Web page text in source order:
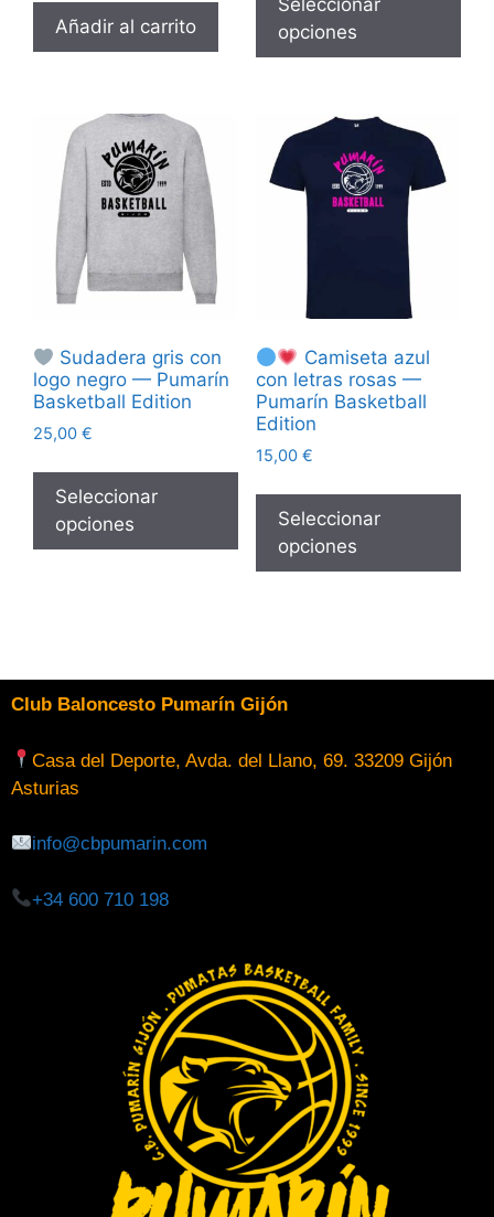
Añadir al carrito
opciones
Sudadera gris con
logo negro — Pumarín
Basketball Edition
25,00 €
Seleccionar
opciones
Camiseta azul
con letras rosas —
Pumarín Basketball
Edition
15,00 €
Seleccionar
opciones
Club Baloncesto Pumarín Gijón
Casa del Deporte, Avda. del Llano, 69. 33209 Gijón
Asturias
info@cbpumarin.com
+34 600 710 198